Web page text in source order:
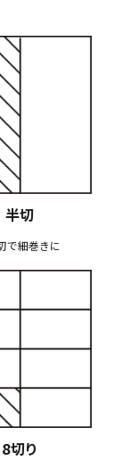
半切
で細巻きに
8切り